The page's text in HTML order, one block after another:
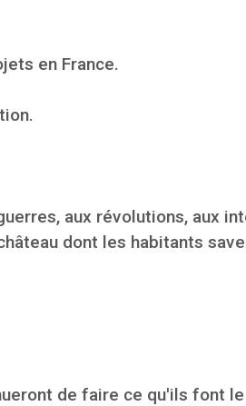
en France.
aux révolutions, aux
dont les habitants
de faire ce qu'ils font